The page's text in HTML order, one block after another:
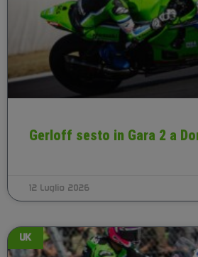
Gerloff sesto in Gara 2 a
12 Luglio 2026
UK